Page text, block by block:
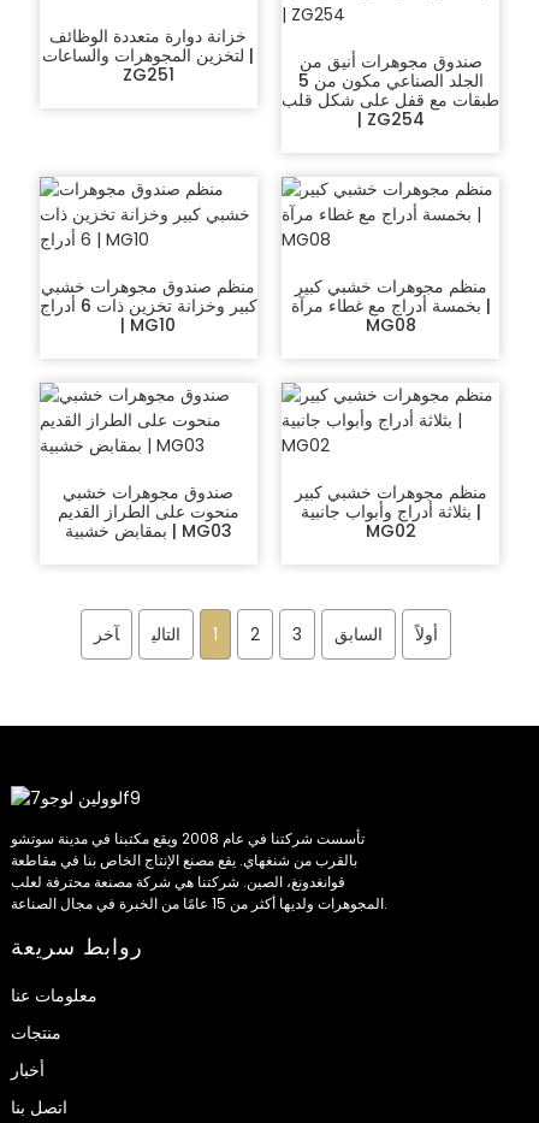
خزانة دوارة متعددة الوظائف
لتخزين المجوهرات والساعات |
ZG251
صندوق مجوهرات أنيق من
الجلد الصناعي مكون من 5
طبقات مع قفل على شكل قلب
| ZG254
منظم صندوق مجوهرات خشبي
كبير وخزانة تخزين ذات 6 أدراج
| MG10
منظم مجوهرات خشبي كبير
بخمسة أدراج مع غطاء مرآة |
MG08
صندوق مجوهرات خشبي
منحوت على الطراز القديم
بمقابض خشبية | MG03
منظم مجوهرات خشبي كبير
بثلاثة أدراج وأبواب جانبية |
MG02
أولاً السابق 1 2 3 التالي آخر
تأسست شركتنا في عام 2008 ويقع مكتبنا في مدينة سوتشو
بالقرب من شنغهاي. يقع مصنع الإنتاج الخاص بنا في مقاطعة
قوانغدونغ، الصين. شركتنا هي شركة مصنعة محترفة لعلب
المجوهرات ولديها أكثر من 15 عامًا من الخبرة في مجال الصناعة.
روابط سريعة
معلومات عنا
منتجات
أخبار
اتصل بنا